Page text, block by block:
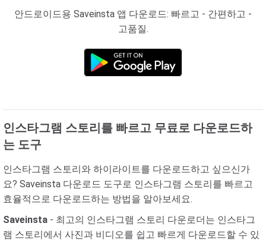
안드로이드용 Saveinsta 앱 다운로드: 빠르고 - 간편하고 -
고품질.
인스타그램 스토리를 빠르고 무료로 다운로드하
는 도구
인스타그램 스토리와 하이라이트를 다운로드하고 싶으신가
요? Saveinsta 다운로드 도구로 인스타그램 스토리를 빠르고
효율적으로 다운로드하는 방법을 알아보세요.
Saveinsta - 최고의 인스타그램 스토리 다운로더는 인스타그
램 스토리에서 사진과 비디오를 쉽고 빠르게 다운로드할 수 있